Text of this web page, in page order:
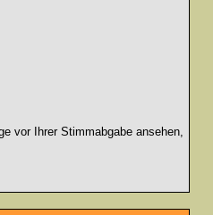
vor Ihrer Stimmabgabe ansehen,